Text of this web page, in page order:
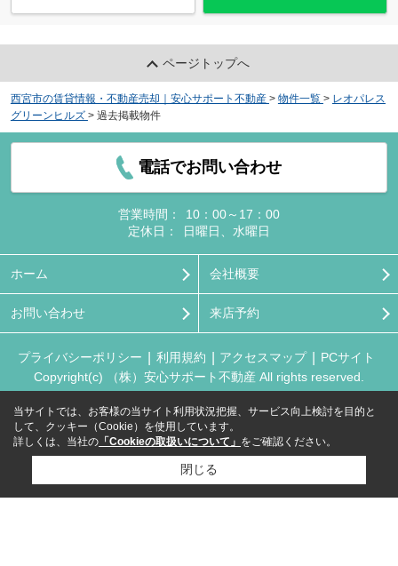
ページトップへ
西宮市の賃貸情報・不動産売却｜安心サポート不動産 > 物件一覧 > レオパレス
グリーンヒルズ > 過去掲載物件
電話でお問い合わせ
営業時間：
10：00～17：00
定休日：
日曜日、水曜日
ホーム 会社概要
お問い合わせ 来店予約
プライバシーポリシー 利用規約 アクセスマップ
PCサイト
Copyright(c) （株）安心サポート不動産 All rights reserved.
当サイトでは、お客様の当サイト利用状況把握、サービス向上検討を目的と
して、クッキー（Cookie）を使用しています。
詳しくは、当社の 「Cookieの取扱いについて」 をご確認ください。
閉じる